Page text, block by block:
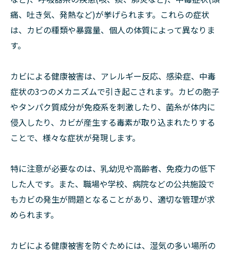
痛、吐き気、発熱など)が挙げられます。これらの症状
は、カビの種類や暴露量、個人の体質によって異なりま
す。
カビによる健康被害は、アレルギー反応、感染症、中毒
症状の3つのメカニズムで引き起こされます。カビの胞子
やタンパク質成分が免疫系を刺激したり、菌糸が体内に
侵入したり、カビが産生する毒素が取り込まれたりする
ことで、様々な症状が発現します。
特に注意が必要なのは、乳幼児や高齢者、免疫力の低下
した人です。また、職場や学校、病院などの公共施設で
もカビの発生が問題となることがあり、適切な管理が求
められます。
カビによる健康被害を防ぐためには、湿気の多い場所の